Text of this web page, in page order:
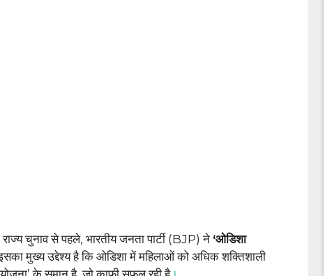
चुनाव से पहले, भारतीय जनता पार्टी (BJP) ने ‘ओडिशा
मुख्य उद्देश्य है कि ओडिशा में महिलाओं को अधिक शक्तिशाली